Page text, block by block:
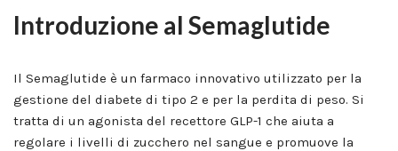
Introduzione al Semaglutide
Il Semaglutide è un farmaco innovativo utilizzato per la
gestione del diabete di tipo 2 e per la perdita di peso. Si
tratta di un agonista del recettore GLP-1 che aiuta a
regolare i livelli di zucchero nel sangue e promuove la